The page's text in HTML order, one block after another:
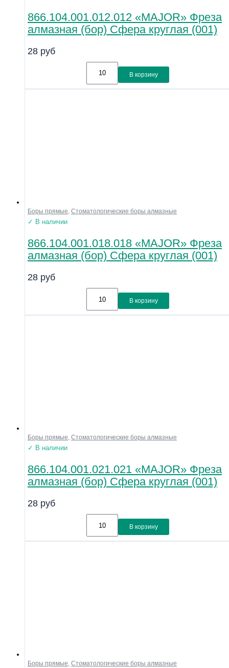
866.104.001.012.012 «MAJOR» Фреза
алмазная (бор) Сфера круглая (001)
28 руб
В корзину
Боры прямые, Стоматологические боры алмазные
✓ В наличии
866.104.001.018.018 «MAJOR» Фреза
алмазная (бор) Сфера круглая (001)
28 руб
В корзину
Боры прямые, Стоматологические боры алмазные
✓ В наличии
866.104.001.021.021 «MAJOR» Фреза
алмазная (бор) Сфера круглая (001)
28 руб
В корзину
Боры прямые, Стоматологические боры алмазные